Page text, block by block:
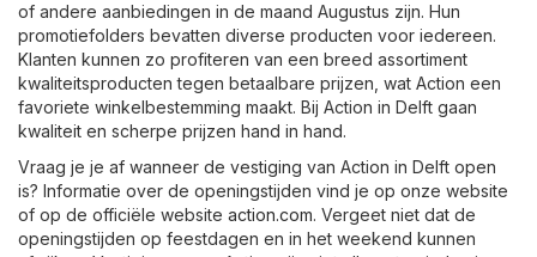
of andere aanbiedingen in de maand Augustus zijn. Hun
promotiefolders bevatten diverse producten voor iedereen.
Klanten kunnen zo profiteren van een breed assortiment
kwaliteitsproducten tegen betaalbare prijzen, wat Action een
favoriete winkelbestemming maakt. Bij Action in Delft gaan
kwaliteit en scherpe prijzen hand in hand.
Vraag je je af wanneer de vestiging van Action in Delft open
is? Informatie over de openingstijden vind je op onze website
of op de officiële website action.com. Vergeet niet dat de
openingstijden op feestdagen en in het weekend kunnen